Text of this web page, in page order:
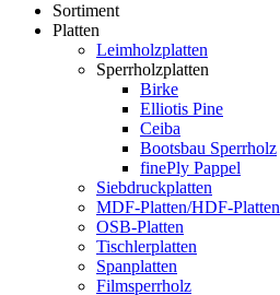
Sortiment
Platten
Leimholzplatten
Sperrholzplatten
Birke
Elliotis Pine
Ceiba
Bootsbau Sperrholz
finePly Pappel
Siebdruckplatten
MDF-Platten/HDF-Platten
OSB-Platten
Tischlerplatten
Spanplatten
Filmsperrholz